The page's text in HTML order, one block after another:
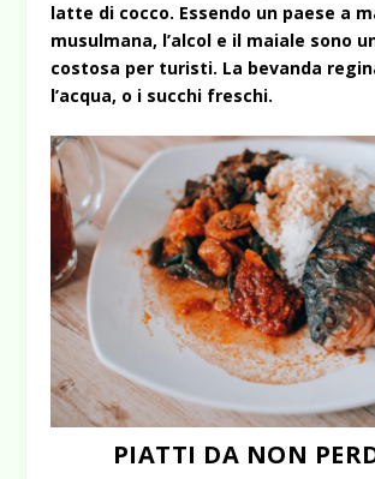
latte di cocco. Essendo un paese a
musulmana, l’alcol e il maiale sono
costosa per turisti. La bevanda
l’acqua, o i succhi freschi.
PIATTI DA NON